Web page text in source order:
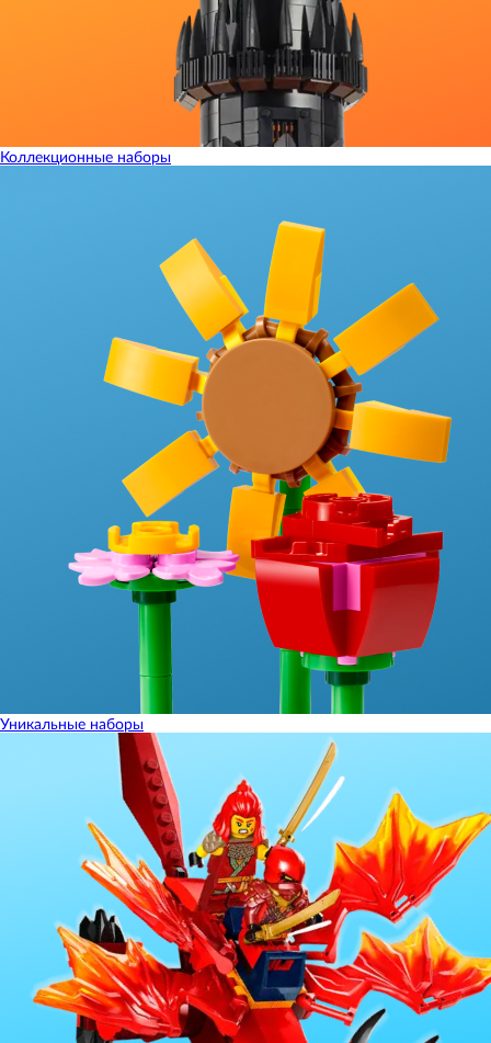
Коллекционные наборы
Уникальные наборы